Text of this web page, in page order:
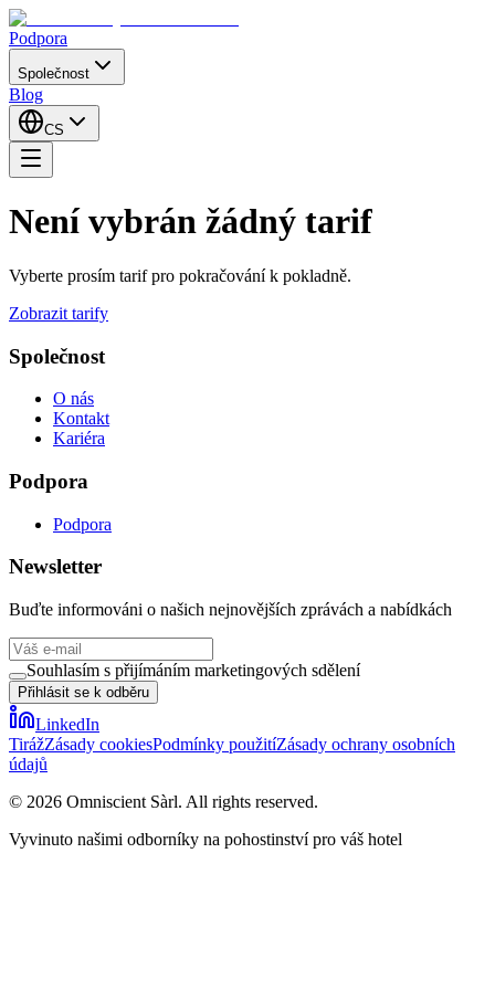
Podpora
Společnost
Blog
CS
Není vybrán žádný tarif
Vyberte prosím tarif pro pokračování k pokladně.
Zobrazit tarify
Společnost
O nás
Kontakt
Kariéra
Podpora
Podpora
Newsletter
Buďte informováni o našich nejnovějších zprávách a nabídkách
Souhlasím s přijímáním marketingových sdělení
Přihlásit se k odběru
LinkedIn
TirážZásady cookiesPodmínky použitíZásady ochrany osobních
údajů
© 2026 Omniscient Sàrl. All rights reserved.
Vyvinuto našimi odborníky na pohostinství pro váš hotel